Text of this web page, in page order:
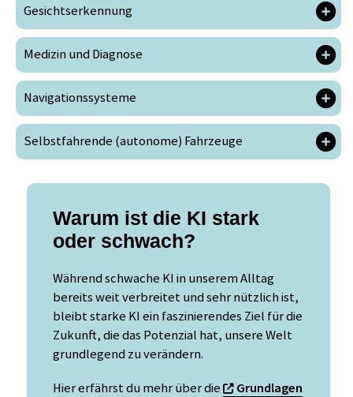
Gesichtserkennung
Medizin und Diagnose
Navigationssysteme
Selbstfahrende (autonome) Fahrzeuge
Warum ist die KI stark
oder schwach?
Während schwache KI in unserem Alltag
bereits weit verbreitet und sehr nützlich ist,
bleibt starke KI ein faszinierendes Ziel für die
Zukunft, die das Potenzial hat, unsere Welt
grundlegend zu verändern.
Hier erfährst du mehr über die
Grundlagen